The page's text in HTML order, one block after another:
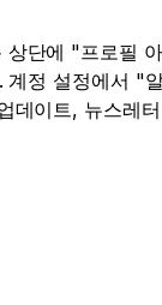
상단에 "프로필 아
계정 설정에서 "
데이트, 뉴스레터